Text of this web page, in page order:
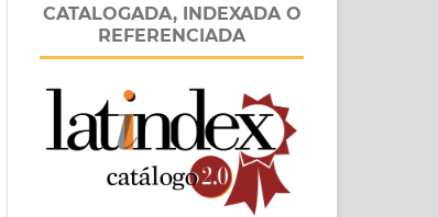
CATALOGADA, INDEXADA O
REFERENCIADA